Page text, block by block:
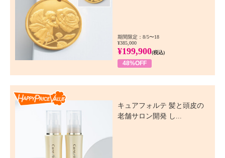
期間限定：8/5〜18
¥385,000
¥199,900(税込)
48%OFF
キュアフォルテ 髪と頭皮の
老舗サロン開発 し...